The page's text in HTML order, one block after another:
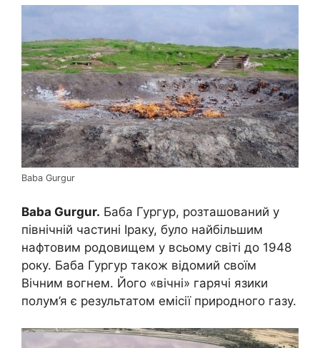
Baba Gurgur
Baba Gurgur. Баба Гургур, розташований у
північній частині Іраку, було найбільшим
нафтовим родовищем у всьому світі до 1948
року. Баба Гургур також відомий своїм
Вічним вогнем. Його «вічні» гарячі язики
полум’я є результатом емісії природного газу.